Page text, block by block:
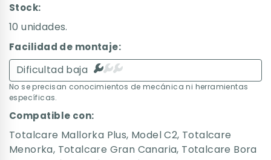
Stock:
10 unidades.
Facilidad de montaje:
Dificultad baja
No se precisan conocimientos de mecánica ni herramientas
específicas.
Compatible con:
Totalcare Mallorka Plus, Model C2, Totalcare
Menorka, Totalcare Gran Canaria, Totalcare Bora